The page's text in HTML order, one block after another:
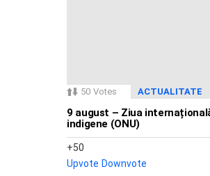
50 Votes ACTUALITATE
9 august – Ziua
indigene (ONU)
50
Upvote Downvote